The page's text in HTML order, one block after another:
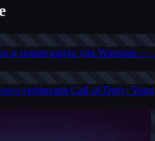
и новая карта для Warzone
геймплея Call of Duty: